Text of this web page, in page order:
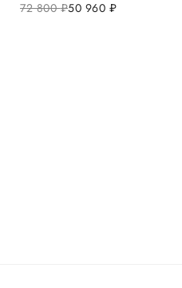
72 800руб.50 960 руб.